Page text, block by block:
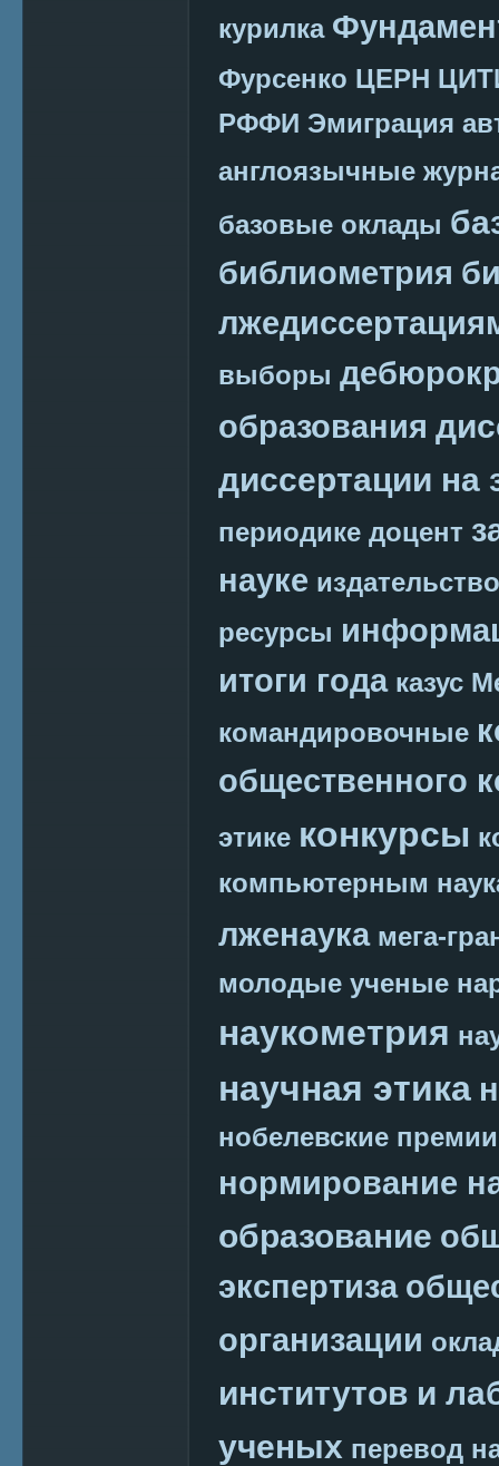
курилка
Фурсенко ЦЕРН
РФФИ Эмиграция
англоязычные
базовые оклады
библиометрия
выборы
образования
диссертации на
периодике доцент
науке издательство
ресурсы
итоги года казус
командировочные
общественного
этике конкурсы
компьютерным
лженаука мега-
молодые ученые
наукометрия
научная этика
нобелевские премии
нормирование
образование
экспертиза
организации
институтов и
ученых перевод